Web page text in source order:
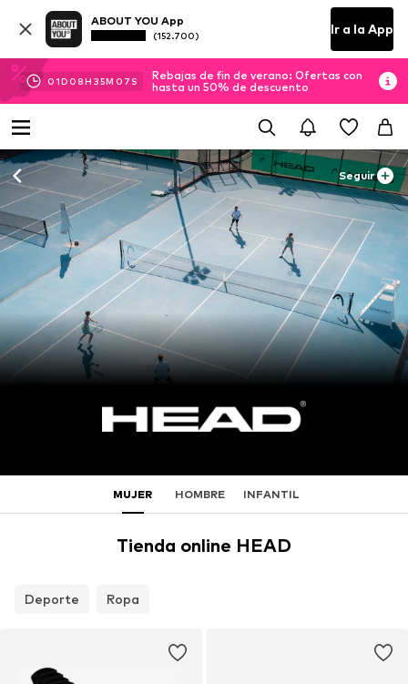
ABOUT YOU App
(152.700) Ir a la App
01D 08H 35M 06 S
Rebajas de fin de verano: Ofertas con
hasta un 50% de descuento
Seguir
MUJER HOMBRE INFANTIL
Tienda online HEAD
Deporte Ropa